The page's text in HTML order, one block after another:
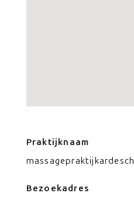
Praktijknaam
massagepraktijkardesch
Bezoekadres